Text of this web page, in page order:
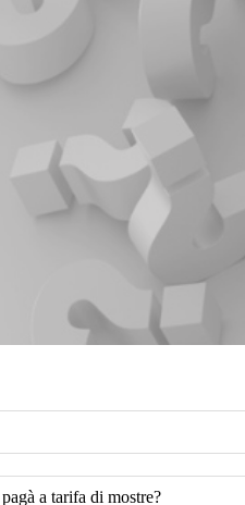
a tarifa di mostre?